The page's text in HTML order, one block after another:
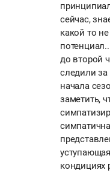
сейчас,
какой то
до второй
следили
начала
заметить,
кондициях